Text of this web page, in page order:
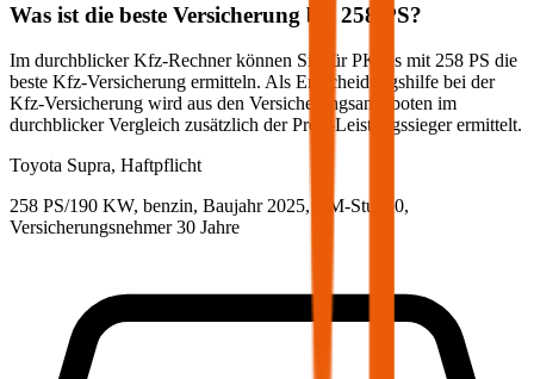
Was ist die beste Versicherung bei 258 PS?
Im durchblicker Kfz-Rechner können Sie für PKWs mit 258 PS die
beste Kfz-Versicherung ermitteln. Als Entscheidungshilfe bei der
Kfz-Versicherung wird aus den Versicherungsangeboten im
durchblicker Vergleich zusätzlich der Preis-Leistungssieger ermittelt.
Toyota Supra, Haftpflicht
258 PS/190 KW, benzin, Baujahr 2025, BM-Stufe 0,
Versicherungsnehmer 30 Jahre